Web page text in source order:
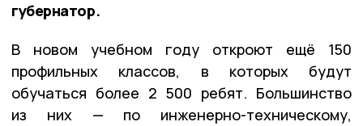
губернатор.
В новом учебном году откроют ещё 150
профильных классов, в которых будут
обучаться более 2 500 ребят. Большинство
из них — по инженерно-техническому,